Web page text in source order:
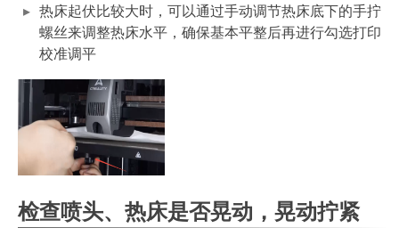
热床起伏比较大时，可以通过手动调节热床底下的手拧
螺丝来调整热床水平，确保基本平整后再进行勾选打印
校准调平
检查喷头、热床是否晃动，晃动拧紧